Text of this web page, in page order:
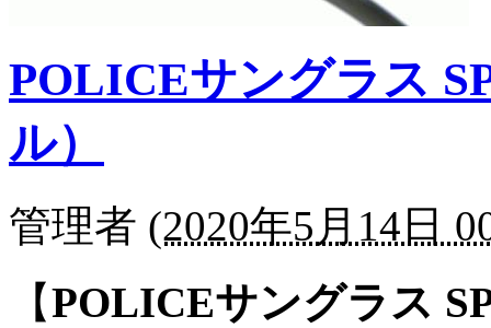
POLICEサングラス
ル）
管理者 (2020年5月14日
【POLICEサングラス